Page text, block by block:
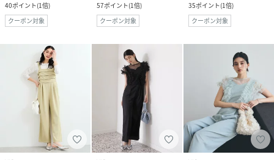
40ポイント(1倍)
クーポン対象
57ポイント(1倍)
クーポン対象
35ポイント(1倍)
クーポン対象